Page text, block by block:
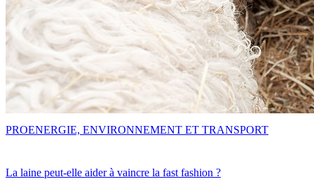
La laine peut-elle aider à vaincre la fast fashion ?
PROENERGIE, ENVIRONNEMENT ET TRANSPORT